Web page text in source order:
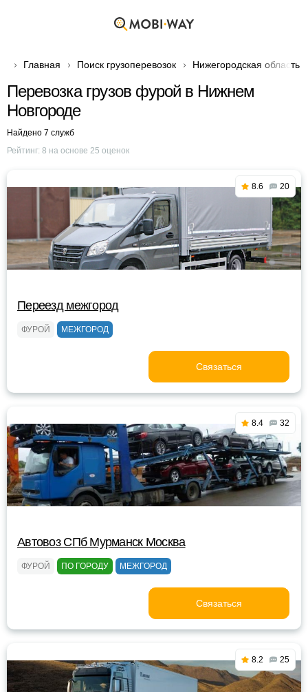
Главная Поиск грузоперевозок Нижегородская область
Перевозка грузов фурой в Нижнем
Новгороде
Найдено 7 служб
Рейтинг: 8 на основе 25 оценок
8.6 20
Переезд межгород
ФУРОЙ МЕЖГОРОД
Связаться
8.4 32
Автовоз СПб Мурманск Москва
ФУРОЙ ПО ГОРОДУ МЕЖГОРОД
Связаться
8.2 25